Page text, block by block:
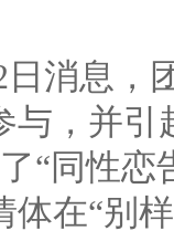
消息，
与，并
“同性恋
体在“别